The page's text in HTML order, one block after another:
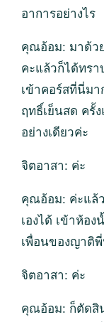
อาการอย่างไร
คุณอ้อม: มาด้ว
คะแล้วก็ได้ทร
เข้าคอร์สที่นี่ม
ฤทธิ์เย็นสด ครั้
อย่างเดียวค่ะ
จิตอาสา: ค่ะ
คุณอ้อม: ค่ะแล้
เองได้ เข้าห้อง
เพื่อนของญาติ
จิตอาสา: ค่ะ
คุณอ้อม: ก็ตัดสิ